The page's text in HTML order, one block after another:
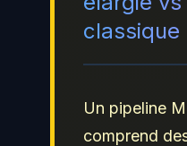
classique
Un pipeline
comprend